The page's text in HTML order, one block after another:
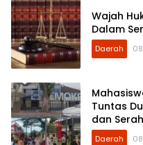
Wajah
Dalam
Daerah
Tuntas
dan
Demokrat
Daerah